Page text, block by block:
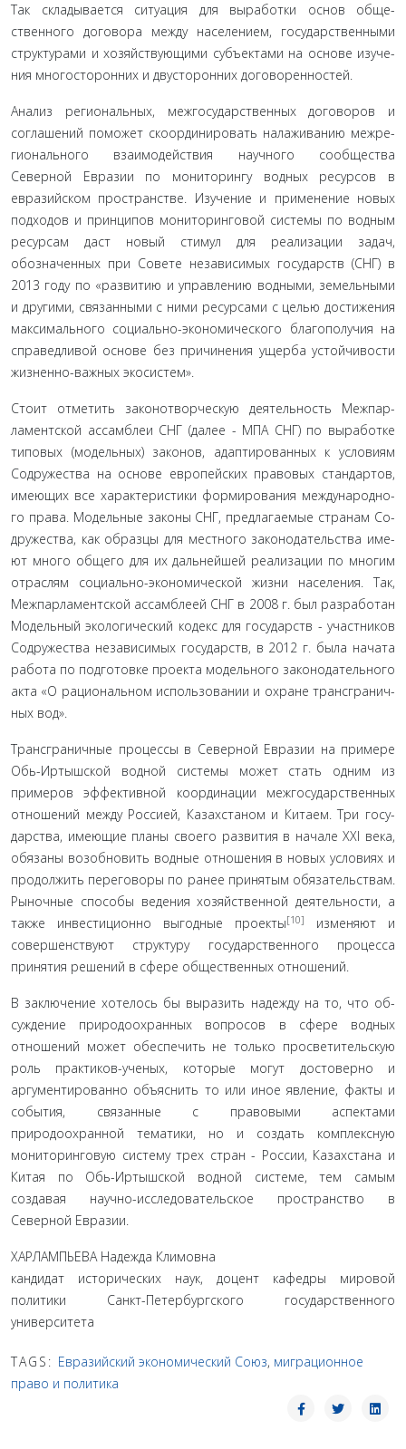
Так складывается ситуация для выработки основ обще­
ственного договора между населением, государственными
структурами и хозяйствующими субъектами на основе изуче­
ния многосторонних и двусторонних договоренностей.
Анализ региональных, межгосударственных договоров и
соглашений поможет скоординировать налаживанию межре­
гионального взаимодействия научного сообщества
Северной Евразии по мониторингу водных ресурсов в
евразийском про­странстве. Изучение и применение новых
подходов и прин­ципов мониторинговой системы по водным
ресурсам даст новый стимул для реализации задач,
обозначенных при Со­вете независимых государств (СНГ) в
2013 году по «развитию и управлению водными, земельными
и другими, связанными с ними ресурсами с целью достижения
максимального соци­ально-экономического благополучия на
справедливой осно­ве без причинения ущерба устойчивости
жизненно-важных экосистем».
Стоит отметить законотворческую деятельность Межпар­
ламентской ассамблеи СНГ (далее - МПА СНГ) по выработке
типовых (модельных) законов, адаптированных к условиям
Содружества на основе европейских правовых стандартов,
имеющих все характеристики формирования международно­
го права. Модельные законы СНГ, предлагаемые странам Со­
дружества, как образцы для местного законодательства име­
ют много общего для их дальнейшей реализации по многим
отраслям социально-экономической жизни населения. Так,
Межпарламентской ассамблеей СНГ в 2008 г. был разработан
Модельный экологический кодекс для государств - участников
Содружества независимых государств, в 2012 г. была начата
работа по подготовке проекта модельного законодательного
акта «О рациональном использовании и охране трансгранич­
ных вод».
Трансграничные процессы в Северной Евразии на при­мере
Обь-Иртышской водной системы может стать одним из
примеров эффективной координации межгосударственных
отношений между Россией, Казахстаном и Китаем. Три госу­
дарства, имеющие планы своего развития в начале XXI века,
обязаны возобновить водные отношения в новых условиях и
продолжить переговоры по ранее принятым обязательствам.
Рыночные способы ведения хозяйственной деятельности, а
также инвестиционно выгодные проекты[10]
изменяют и
совер­шенствуют структуру государственного процесса
принятия решений в сфере общественных отношений.
В заключение хотелось бы выразить надежду на то, что об­
суждение природоохранных вопросов в сфере водных
отноше­ний может обеспечить не только просветительскую
роль практиков-ученых, которые могут достоверно и
аргументированно объяснить то или иное явление, факты и
события, связанные с правовыми аспектами
природоохранной тематики, но и соз­дать комплексную
мониторинговую систему трех стран - Рос­сии, Казахстана и
Китая по Обь-Иртышской водной системе, тем самым
создавая научно-исследовательское пространство в
Северной Евразии.
ХАРЛАМПЬЕВА Надежда Климовна
кандидат исторических наук, доцент кафедры мировой
политики Санкт-Петербургского государственного
университета
TAGS: Евразийский экономический Союз, миграционное
право и политика